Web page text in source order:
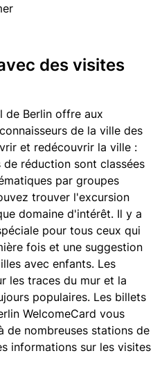
des visites
Berlin offre aux
de la ville des
et redécouvrir la ville :
réduction sont classées
par groupes
trouver l'excursion
domaine d'intérêt. Il y a
pour tous ceux qui
fois et une suggestion
avec enfants. Les
les traces du mur et la
populaires. Les billets
WelcomeCard vous
de nombreuses stations de
informations sur les visites